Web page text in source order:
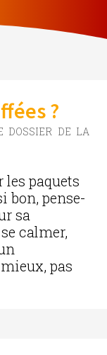
?
DOSSIER DE LA
les paquets
bon, pense-
sa
calmer,
pas